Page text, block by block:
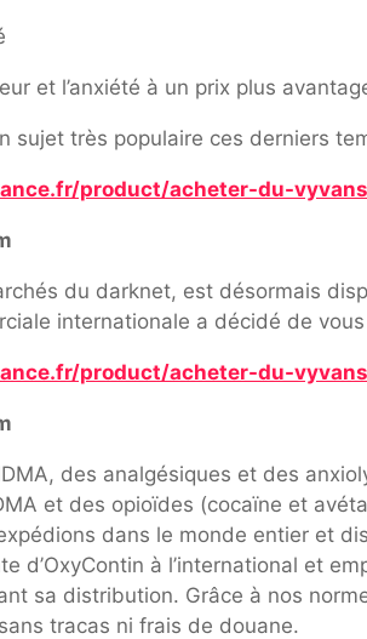
et l’anxiété à un prix plus
sujet très populaire ces derniers
product/acheter-du-
du darknet, est désormais
internationale a décidé de
product/acheter-du-
des analgésiques et des
et des opioïdes (cocaïne et
dans le monde entier et
d’OxyContin à l’international et
sa distribution. Grâce à nos
tracas ni frais de douane.